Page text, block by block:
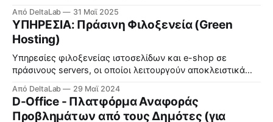
εμπορική έκθεση της Κίνας αφιερωμένη εξ ολοκλήρου σε
έξυπνες συσκευές τεχνητής νοημοσύνης (ΤΝ) — άνοιξε
επίσημα στο Συνεδριακό και Εκθεσιακό Κέντρο Shenzhen
στην περιοχή Futian στις 22
Από DeltaLab 31 Μαϊ 2025
ΥΠΗΡΕΣΙΑ: Πράσινη Φιλοξενεία (Green
Hosting)
Υπηρεσίες φιλοξενείας ιστοσελίδων και e-shop σε
πράσινους servers, οι οποίοι λειτουργούν αποκλειστικά
βελτιστοποιημένοι για καλύτερη ενεργειακή απόδοση.
Δείτε περισσότερα εδώ.
Από DeltaLab 29 Μαϊ 2024
D-Office - Πλατφόρμα Αναφοράς
Προβλημάτων από τους Δημότες (για